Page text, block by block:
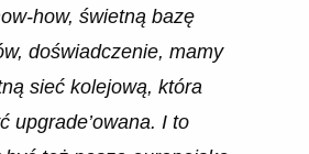
how, świetną bazę
doświadczenie, mamy
sieć kolejową, która
upgrade’owana. I to